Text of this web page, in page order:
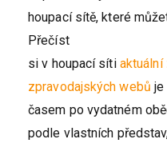
houpací sítě, které
Přečíst
si v houpací síti aktuální
zpravodajských webů je
časem po vydatném
podle vlastních